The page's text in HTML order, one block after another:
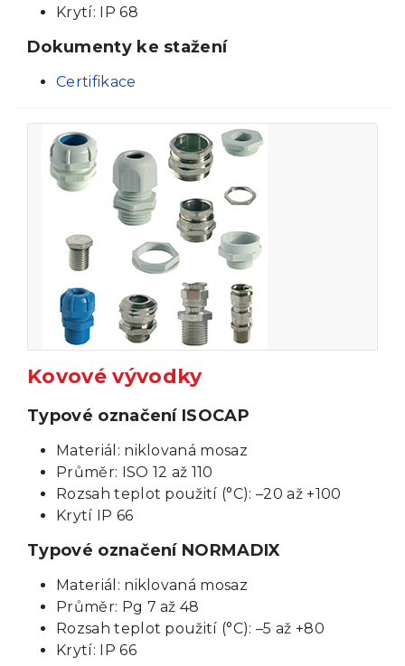
Krytí: IP 68
Dokumenty ke stažení
Certifikace
Kovové vývodky
Typové označení ISOCAP
Materiál: niklovaná mosaz
Průměr: ISO 12 až 110
Rozsah teplot použití (°C): –20 až +100
Krytí IP 66
Typové označení NORMADIX
Materiál: niklovaná mosaz
Průměr: Pg 7 až 48
Rozsah teplot použití (°C): –5 až +80
Krytí: IP 66